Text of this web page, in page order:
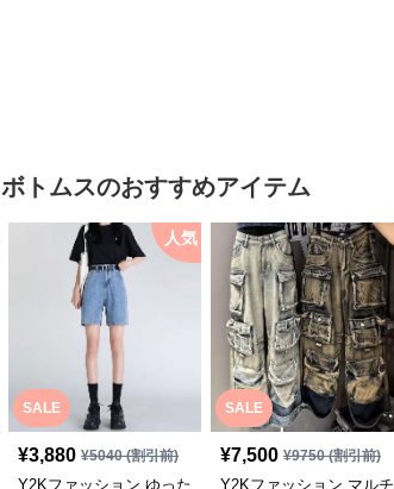
ボトムスのおすすめアイテム
SALE
人気
¥3,880 ¥5040(割引前)
Y2Kファッション ゆった
SALE
¥7,500 ¥9750(割引前)
Y2Kファッション マルチ